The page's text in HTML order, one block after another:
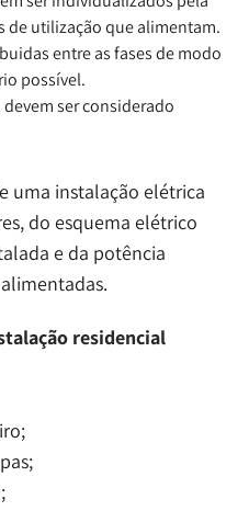
utilização que alimentam.
entre as fases de modo
possível.
ser considerado
uma instalação elétrica
do esquema elétrico
e da potência
residencial